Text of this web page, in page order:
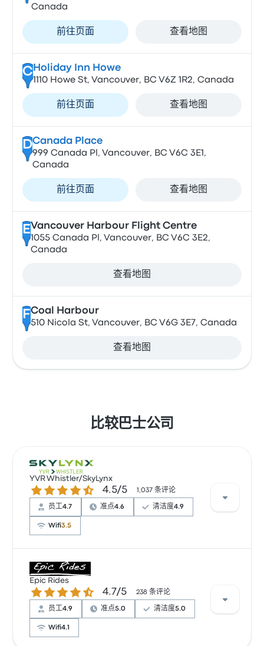
Canada
前往页面 查看地图
CHoliday Inn Howe
1110 Howe St, Vancouver, BC V6Z 1R2, Canada
前往页面 查看地图
DCanada Place
999 Canada Pl, Vancouver, BC V6C 3E1,
Canada
前往页面 查看地图
EVancouver Harbour Flight Centre
1055 Canada Pl, Vancouver, BC V6C 3E2,
Canada
查看地图
FCoal Harbour
510 Nicola St, Vancouver, BC V6G 3E7, Canada
查看地图
比较巴士公司
YVR Whistler/SkyLynx
4.5 / 5 星 4.5/5 1,037 条评论
员工4.7 准点4.6 清洁度4.9
Wifi3.5
根据 247 条评论，YVR Whistler/SkyLynx 提供的本行程
被评为 4.5 颗星。旅客对 清洁度 和 座位 特别满意，但也
有旅客抱怨 无线上网。 YVR Whistler/SkyLynx 在此路线
提供的票价为 ¥179 起
Epic Rides
4.7 / 5 星 4.7/5 238 条评论
员工4.9 准点5.0 清洁度5.0
Wifi4.1